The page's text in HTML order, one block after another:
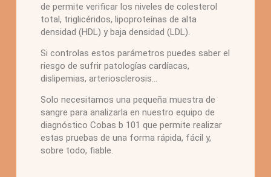
de permite verificar los niveles de colesterol
total, triglicéridos, lipoproteínas de alta
densidad (HDL) y baja densidad (LDL).
Si controlas estos parámetros puedes saber el
riesgo de sufrir patologías cardíacas,
dislipemias, arteriosclerosis…
Solo necesitamos una pequeña muestra de
sangre para analizarla en nuestro equipo de
diagnóstico Cobas b 101 que permite realizar
estas pruebas de una forma rápida, fácil y,
sobre todo, fiable.